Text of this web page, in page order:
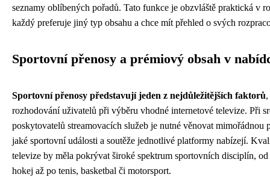
seznamy oblíbených pořadů. Tato funkce je obzvláště praktická v
každý preferuje jiný typ obsahu a chce mít přehled o svých
Sportovní přenosy a prémiový obsah v
Sportovní přenosy představují jeden z nejdůležitějších faktorů
rozhodování uživatelů při výběru vhodné internetové televize. Při
poskytovatelů streamovacích služeb je nutné věnovat mimořádnou
jaké sportovní události a soutěže jednotlivé platformy nabízejí.
televize by měla pokrývat široké spektrum sportovních disciplín,
hokej až po tenis, basketbal či motorsport.